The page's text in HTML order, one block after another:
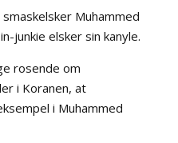
Muhammed
junkie elsker sin kanyle.
rosende om
i Koranen, at
i Muhammed